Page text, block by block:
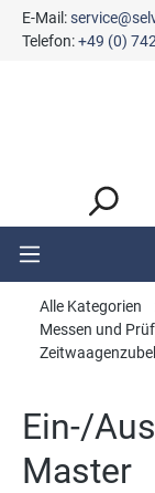
springen
E-Mail:
Telefon:+49 (0)
Alle Kategorien
Messen und
Ein-/
Master